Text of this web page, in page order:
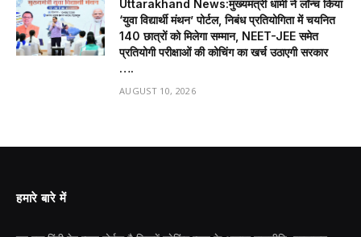
Uttarakhand News:मुख्यमंत्री धामी ने लॉन्च किया
‘युवा विद्यार्थी मंथन’ पोर्टल, निबंध प्रतियोगिता में चयनित
140 छात्रों को मिलेगा सम्मान, NEET-JEE समेत
प्रतियोगी परीक्षाओं की कोचिंग का खर्च उठाएगी सरकार
….
AUGUST 10, 2026
हमारे बारे में